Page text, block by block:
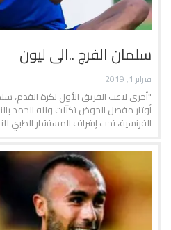
سلمان الفرج ..الى ليون
فبراير 1, 2019
"أجرى لاعب الفريق الأول لكرة القدم،
أوتار مفصل الحوض تكلّلت ولله الحمد
الفرنسية، تحت إشراف المستشار الطبي